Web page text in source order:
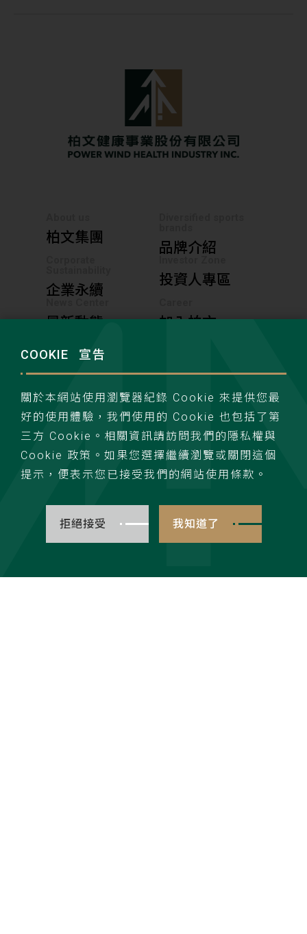
柏文集團
品牌介紹
企業永續
投資人專區
最新動態 加入柏文
powerwind. all rights reserved.Design by wdd.
COOKIE 宣告
關於本網站使用瀏覽器紀錄 Cookie 來提供您最
好的使用體驗，我們使用的 Cookie 也包括了第
三方 Cookie。相關資訊請訪問我們的隱私權與
Cookie 政策。如果您選擇繼續瀏覽或關閉這個
提示，便表示您已接受我們的網站使用條款。
拒絕接受 我知道了